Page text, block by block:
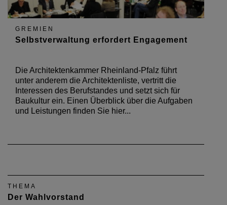
GREMIEN
Selbstverwaltung erfordert Engagement
Die Architektenkammer Rheinland-Pfalz führt
unter anderem die Architektenliste, vertritt die
Interessen des Berufstandes und setzt sich für
Baukultur ein. Einen Überblick über die Aufgaben
und Leistungen finden Sie hier...
THEMA
Der Wahlvorstand